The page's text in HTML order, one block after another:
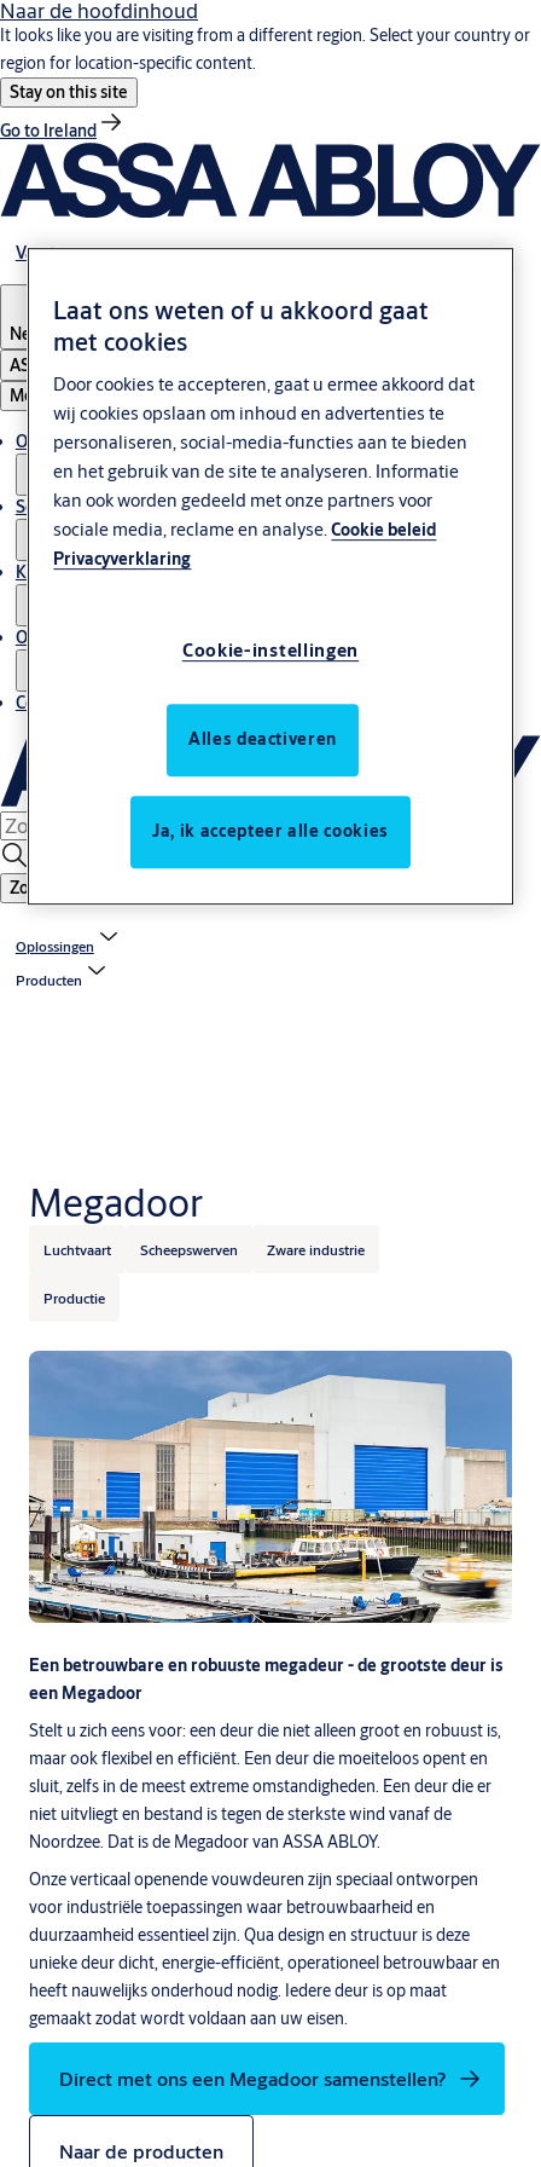
Naar de hoofdinhoud
It looks like you are visiting from a different region. Select your country or
region for location-specific content.
Stay on this site
Go to Ireland
Vacatures
Netherlands
ASSA ABLOY Group
Menu
Oplossingen
Service & Onderhoud
Kenniscentrum
Over ons
Contact
Zoeken
Oplossingen
Producten
Megadoor
Luchtvaart Scheepswerven Zware industrie
Productie
Een betrouwbare en robuuste megadeur - de grootste deur is
een Megadoor
Stelt u zich eens voor: een deur die niet alleen groot en robuust is,
maar ook flexibel en efficiënt. Een deur die moeiteloos opent en
sluit, zelfs in de meest extreme omstandigheden. Een deur die er
niet uitvliegt en bestand is tegen de sterkste wind vanaf de
Noordzee. Dat is de Megadoor van ASSA ABLOY.
Onze verticaal openende vouwdeuren zijn speciaal ontworpen
voor industriële toepassingen waar betrouwbaarheid en
duurzaamheid essentieel zijn. Qua design en structuur is deze
unieke deur dicht, energie-efficiënt, operationeel betrouwbaar en
heeft nauwelijks onderhoud nodig. Iedere deur is op maat
gemaakt zodat wordt voldaan aan uw eisen.
Direct met ons een Megadoor samenstellen?
Naar de producten
Laat ons weten of u akkoord gaat
met cookies
Door cookies te accepteren, gaat u ermee akkoord dat
wij cookies opslaan om inhoud en advertenties te
personaliseren, social-media-functies aan te bieden
en het gebruik van de site te analyseren. Informatie
kan ook worden gedeeld met onze partners voor
sociale media, reclame en analyse.Cookie beleid
Privacyverklaring
Cookie-instellingen
Alles deactiveren
Ja, ik accepteer alle cookies